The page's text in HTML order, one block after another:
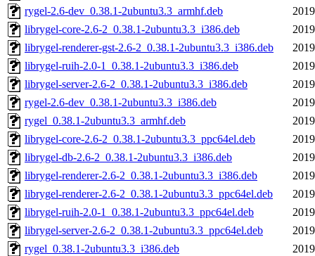
rygel-2.6-dev_0.38.1-2ubuntu3.3_armhf.deb
librygel-core-2.6-2_0.38.1-2ubuntu3.3_i386.deb
librygel-renderer-gst-2.6-2_0.38.1-2ubuntu3.3_i386.deb
librygel-ruih-2.0-1_0.38.1-2ubuntu3.3_i386.deb
librygel-server-2.6-2_0.38.1-2ubuntu3.3_i386.deb
rygel-2.6-dev_0.38.1-2ubuntu3.3_i386.deb
rygel_0.38.1-2ubuntu3.3_armhf.deb
librygel-core-2.6-2_0.38.1-2ubuntu3.3_ppc64el.deb
librygel-db-2.6-2_0.38.1-2ubuntu3.3_i386.deb
librygel-renderer-2.6-2_0.38.1-2ubuntu3.3_i386.deb
librygel-renderer-2.6-2_0.38.1-2ubuntu3.3_ppc64el.deb
librygel-ruih-2.0-1_0.38.1-2ubuntu3.3_ppc64el.deb
librygel-server-2.6-2_0.38.1-2ubuntu3.3_ppc64el.deb
rygel_0.38.1-2ubuntu3.3_i386.deb